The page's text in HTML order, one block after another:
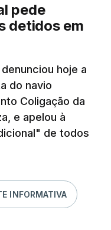
pede
detidos em
hoje a
do navio
Coligação da
e apelou à
de todos
INFORMATIVA